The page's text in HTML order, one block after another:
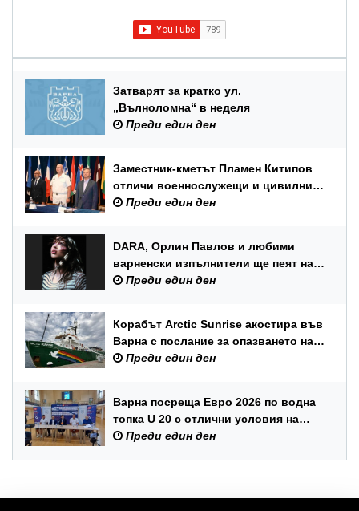
Затварят за кратко ул.
„Вълноломна“ в неделя
Преди един ден
Заместник-кметът Пламен Китипов
отличи военнослужещи и цивилни
служители по повод Празника на
Преди един ден
DARA, Орлин Павлов и любими
варненски изпълнители ще пеят на
празника на Варна
Преди един ден
Корабът Arctic Sunrise акостира във
Варна с послание за опазването на
Черно море
Преди един ден
Варна посреща Евро 2026 по водна
топка U 20 с отлични условия на
състезателните басейни
Преди един ден